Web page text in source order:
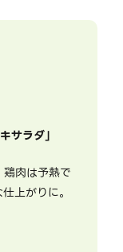
サラダ」
肉は予熱で
上がりに。